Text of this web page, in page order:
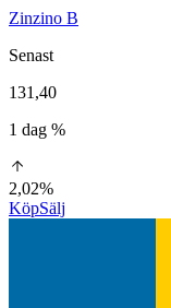
Zinzino B
Senast
131,40
1 dag %
2,02%
KöpSälj